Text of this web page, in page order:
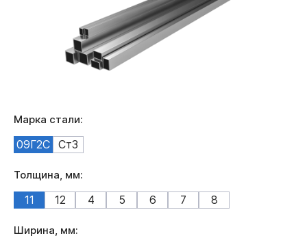
Марка стали:
09Г2С Ст3
Толщина, мм:
11 12 4 5 6 7 8
Ширина, мм: